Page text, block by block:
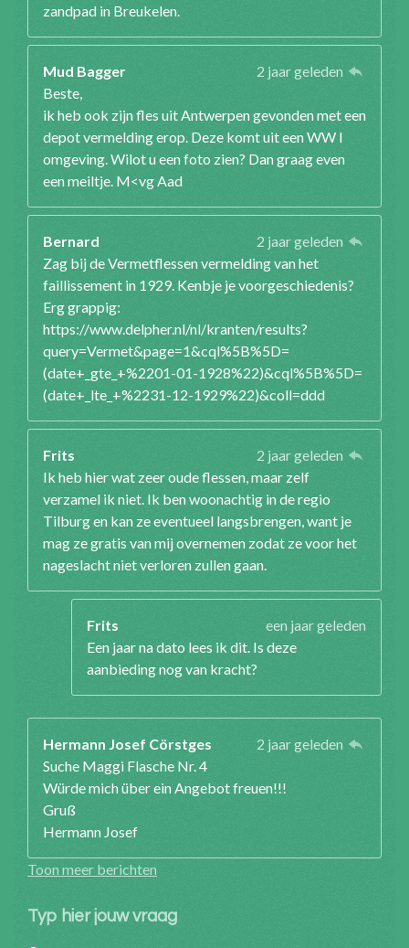
zandpad in Breukelen.
Mud Bagger
2 jaar geleden
Beste,
ik heb ook zijn fles uit Antwerpen gevonden met een
depot vermelding erop. Deze komt uit een WW I
omgeving. Wilot u een foto zien? Dan graag even
een meiltje. M<vg Aad
Bernard
2 jaar geleden
Zag bij de Vermetflessen vermelding van het
faillissement in 1929. Kenbje je voorgeschiedenis?
Erg grappig:
https://www.delpher.nl/nl/kranten/results?
query=Vermet&page=1&cql%5B%5D=
(date+_gte_+%2201-01-1928%22)&cql%5B%5D=
(date+_lte_+%2231-12-1929%22)&coll=ddd
Frits
2 jaar geleden
Ik heb hier wat zeer oude flessen, maar zelf
verzamel ik niet. Ik ben woonachtig in de regio
Tilburg en kan ze eventueel langsbrengen, want je
mag ze gratis van mij overnemen zodat ze voor het
nageslacht niet verloren zullen gaan.
Frits
een jaar geleden
Een jaar na dato lees ik dit. Is deze
aanbieding nog van kracht?
Hermann Josef Cörstges
2 jaar geleden
Suche Maggi Flasche Nr. 4
Würde mich über ein Angebot freuen!!!
Gruß
Hermann Josef
Toon meer berichten
Typ hier jouw vraag